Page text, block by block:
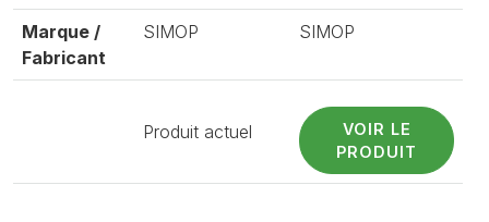
Marque /
Fabricant
SIMOP SIMOP
Produit actuel
VOIR LE
PRODUIT